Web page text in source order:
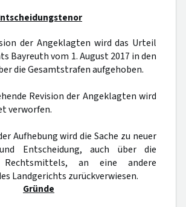
der Angeklagten wird das Urteil
Bayreuth vom 1. August 2017 in den
die Gesamtstrafen aufgehoben.
Revision der Angeklagten wird
verworfen.
Aufhebung wird die Sache zu neuer
Entscheidung, auch über die
an eine andere
Landgerichts zurückverwiesen.
Gründe